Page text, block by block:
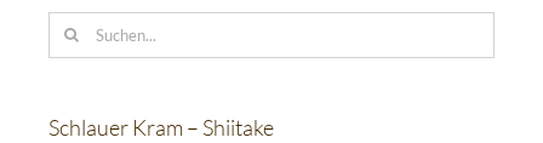
Suche
nach:
Schlauer Kram – Shiitake